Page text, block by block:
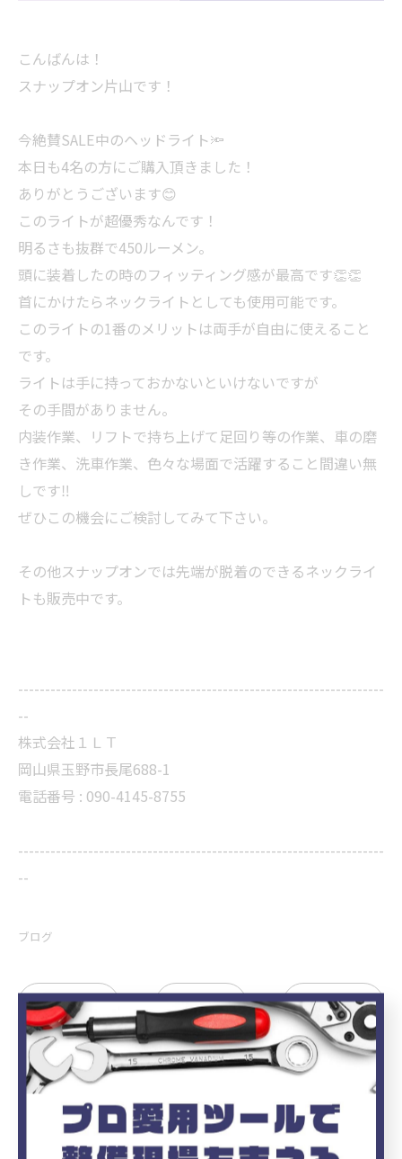
こんばんは！
スナップオン片山です！
今絶賛SALE中のヘッドライト🔦
本日も4名の方にご購入頂きました！
ありがとうございます😊
このライトが超優秀なんです！
明るさも抜群で450ルーメン。
頭に装着したの時のフィッティング感が最高です👏👏
首にかけたらネックライトとしても使用可能です。
このライトの1番のメリットは両手が自由に使えること
です。
ライトは手に持っておかないといけないですが
その手間がありません。
内装作業、リフトで持ち上げて足回り等の作業、車の磨
き作業、洗車作業、色々な場面で活躍すること間違い無
しです‼️
ぜひこの機会にご検討してみて下さい。
その他スナップオンでは先端が脱着のできるネックライ
トも販売中です。
--------------------------------------------------------------------
--
株式会社１ＬＴ
岡山県玉野市長尾688-1
電話番号 : 090-4145-8755
--------------------------------------------------------------------
--
ブログ
< 前のページ 一覧に戻る 次のページ >
カテゴリー Categories
全てのカテゴリー